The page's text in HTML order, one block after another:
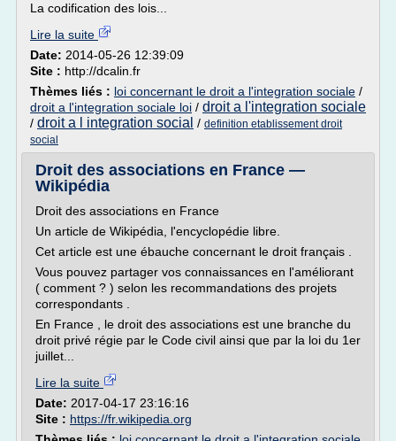
La codification des lois...
Lire la suite
Date: 2014-05-26 12:39:09
Site : http://dcalin.fr
Thèmes liés : loi concernant le droit a l'integration sociale /
droit a l'integration sociale loi / droit a l'integration sociale
/ droit a l integration social / definition etablissement droit
social
Droit des associations en France —
Wikipédia
Droit des associations en France
Un article de Wikipédia, l'encyclopédie libre.
Cet article est une ébauche concernant le droit français .
Vous pouvez partager vos connaissances en l'améliorant
( comment ? ) selon les recommandations des projets
correspondants .
En France , le droit des associations est une branche du
droit privé régie par le Code civil ainsi que par la loi du 1er
juillet...
Lire la suite
Date: 2017-04-17 23:16:16
Site : https://fr.wikipedia.org